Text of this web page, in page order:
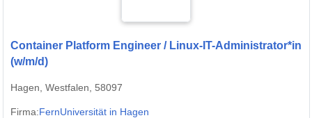
Container Platform Engineer / Linux-IT-Administrator*in
(w/m/d)
Hagen, Westfalen, 58097
Firma:FernUniversität in Hagen